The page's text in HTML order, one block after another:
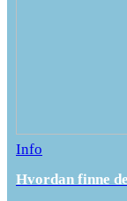
Info
Hvordan finne